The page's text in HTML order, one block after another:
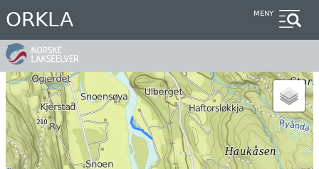
Hopp
til
hovedinnhold
ORKLA MENY